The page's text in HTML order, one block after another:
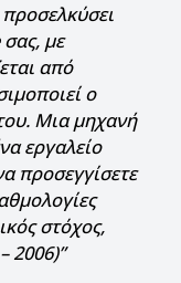
με
από
ο
Μια μηχανή
εργαλείο
προσεγγίσετε
στόχος,
2006)”